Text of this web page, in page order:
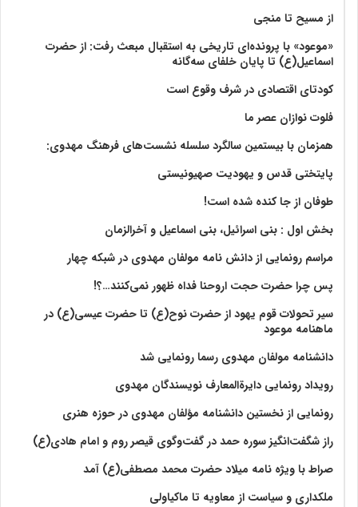
از مسیح تا منجی
«موعود» با پرونده‌ای تاریخی به استقبال مبعث رفت: از حضرت
اسماعیل(ع) تا پایان خلفای سه‌گانه
کودتای اقتصادی در شرف وقوع است
فلوت نوازان عصر ما
همزمان با بیستمین سالگرد سلسله نشست‌های فرهنگ مهدوی:‌
پایتختی قدس و یهودیت صهیونیستی
طوفان از جا کنده شده است!
بخش اول : بنی اسرائیل، بنی اسماعیل و آخرالزمان
مراسم رونمایی از دانش نامه مولفان مهدوی در شبکه چهار
پس چرا حضرت حجت اروحنا فداه ظهور نمی‌کنند…؟!
سیر تحولات قوم یهود از حضرت نوح(ع) تا حضرت عیسی(ع) در
ماهنامه موعود
دانشنامه مولفان مهدوی رسما رونمایی شد
رویداد رونمایی دایرةالمعارف نویسندگان مهدوی
رونمایی از نخستین دانشنامه مؤلفان مهدوی در حوزه هنری
راز شگفت‌انگیز سوره حمد در گفت‌وگوی قیصر روم و امام هادی(ع)
صراط با ویژه نامه میلاد حضرت محمد مصطفی(ع) آمد
ملکداری و سیاست از معاویه تا ماکیاولی